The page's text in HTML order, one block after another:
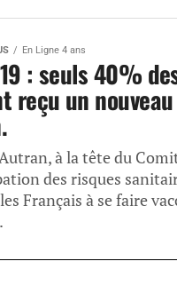
En Ligne 4 ans
: seuls 40%
reçu un
à la tête du
des risques
Français à se faire